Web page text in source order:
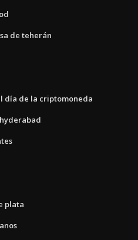
de teherán
día de la criptomoneda
plata